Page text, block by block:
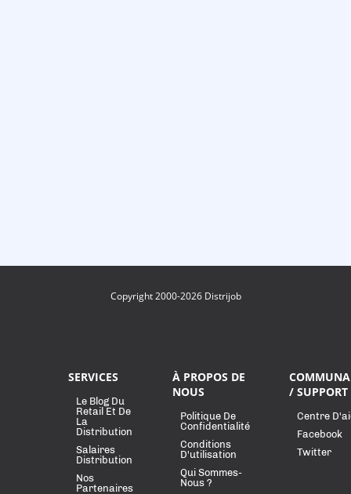
Copyright 2000-2026 Distrijob
SERVICES
Le Blog Du
Retail Et De
La
Distribution
Salaires
Distribution
Nos
Partenaires
À PROPOS DE
NOUS
Politique De
Confidentialité
Conditions
D'utilisation
Qui Sommes-
Nous ?
/ SUPPORT
Centre
Facebook
Twitter